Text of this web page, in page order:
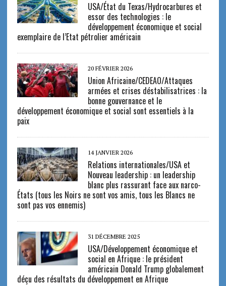
USA/État du Texas/Hydrocarbures et
essor des technologies : le
développement économique et social
exemplaire de l’Etat pétrolier américain
20 FÉVRIER 2026
Union Africaine/CEDEAO/Attaques
armées et crises déstabilisatrices : la
bonne gouvernance et le
développement économique et social sont essentiels à la
paix
14 JANVIER 2026
Relations internationales/USA et
Nouveau leadership : un leadership
blanc plus rassurant face aux narco-
États (tous les Noirs ne sont vos amis, tous les Blancs ne
sont pas vos ennemis)
31 DÉCEMBRE 2025
USA/Développement économique et
social en Afrique : le président
américain Donald Trump globalement
déçu des résultats du développement en Afrique